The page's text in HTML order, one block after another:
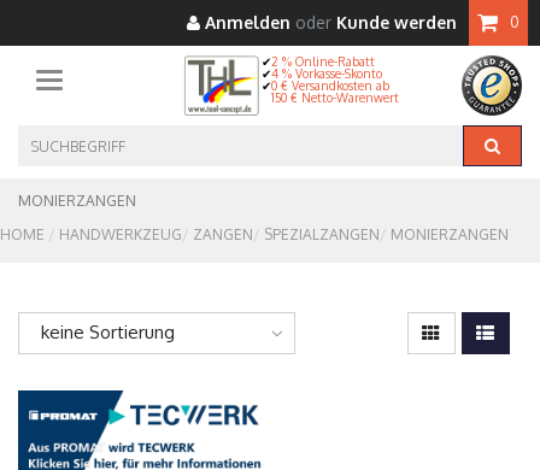
Anmelden oder Kunde werden 0
Toggle navigation
2 % Online-Rabatt
4 % Vorkasse-Skonto
0 € Versandkosten ab
150 € Netto-Warenwert
MONIERZANGEN
HOME
HANDWERKZEUG ZANGEN SPEZIALZANGEN MONIERZANGEN
keine Sortierung